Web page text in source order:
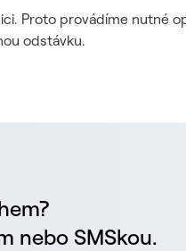
Proto provádíme nutné
odstávku.
nebo SMSkou.